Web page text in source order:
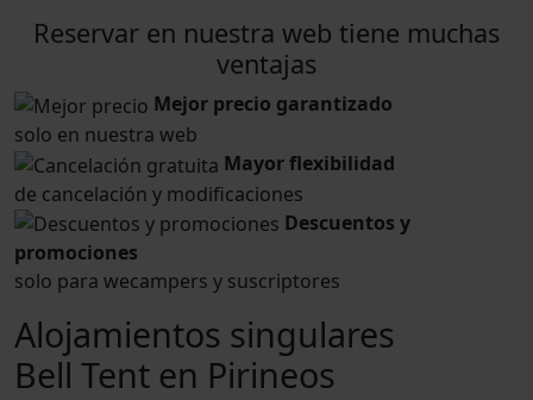
Reservar en nuestra web tiene muchas
ventajas
Mejor precio garantizado
solo en nuestra web
Mayor flexibilidad
de cancelación y modificaciones
Descuentos y
promociones
solo para wecampers y suscriptores
Alojamientos singulares
Bell Tent en Pirineos